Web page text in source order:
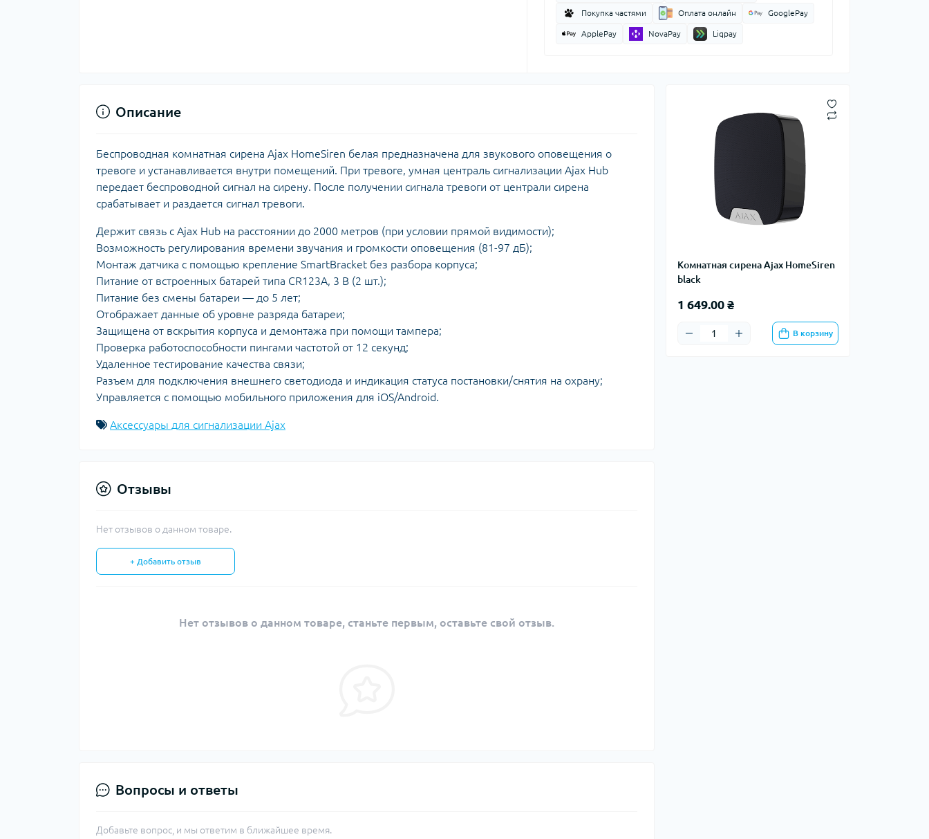
Покупка частями Оплата онлайн GooglePay
ApplePay NovaPay Liqpay
Комнатная сирена Ajax HomeSiren
black
1 649.00 ₴
В корзину
Описание
Беспроводная комнатная сирена Ajax HomeSiren белая предназначена для звукового оповещения о
тревоге и устанавливается внутри помещений. При тревоге, умная централь сигнализации Ajax Hub
передает беспроводной сигнал на сирену. После получении сигнала тревоги от централи сирена
срабатывает и раздается сигнал тревоги.
Держит связь с Ajax Hub на расстоянии до 2000 метров (при условии прямой видимости);
Возможность регулирования времени звучания и громкости оповещения (81-97 дБ);
Монтаж датчика с помощью крепление SmartBracket без разбора корпуса;
Питание от встроенных батарей типа CR123A, 3 В (2 шт.);
Питание без смены батареи — до 5 лет;
Отображает данные об уровне разряда батареи;
Защищена от вскрытия корпуса и демонтажа при помощи тампера;
Проверка работоспособности пингами частотой от 12 секунд;
Удаленное тестирование качества связи;
Разъем для подключения внешнего светодиода и индикация статуса постановки/снятия на охрану;
Управляется c помощью мобильного приложения для iOS/Android.
Аксессуары для сигнализации Ajax
Отзывы
Нет отзывов о данном товаре.
+ Добавить отзыв
Нет отзывов о данном товаре, станьте первым, оставьте свой отзыв.
Вопросы и ответы
Добавьте вопрос, и мы ответим в ближайшее время.